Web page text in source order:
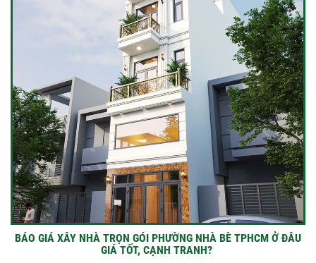
BÁO GIÁ XÂY NHÀ TRỌN GÓI PHƯỜNG NHÀ BÈ TPHCM Ở ĐÂU
GIÁ TỐT, CẠNH TRANH?